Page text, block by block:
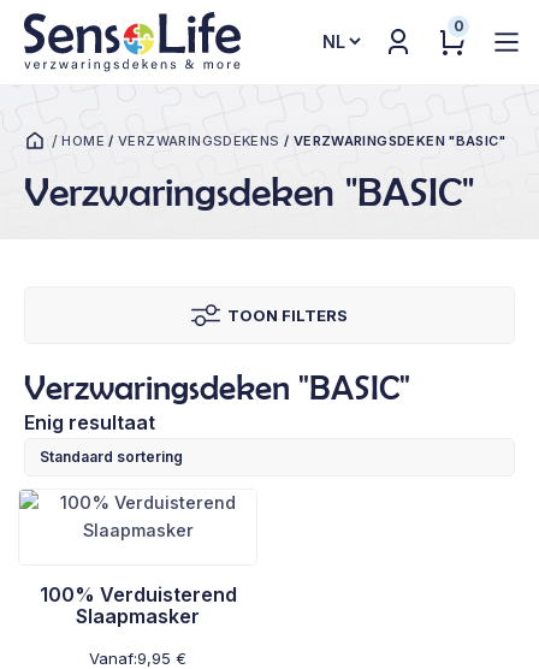
Kies
0
/ HOME /VERZWARINGSDEKENS / VERZWARINGSDEKEN "BASIC"
Verzwaringsdeken "BASIC"
TOON FILTERS
Verzwaringsdeken "BASIC"
Enig resultaat
100% Verduisterend
Slaapmasker
Vanaf:9,95 €